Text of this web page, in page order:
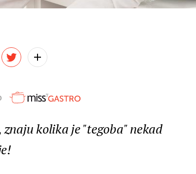
kolika je "tegoba" nekad